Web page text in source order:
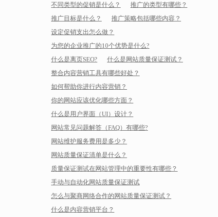
不同类型的促销是什么？
推广的类型有哪些？
推广目标是什么？
推广策略包括哪些内容？
设定促销支出怎么做？
为您的企业推广的10个优势是什么?
什么是离页SEO?
什么是网站质量保证测试？
整合内容营销工具有哪些好处？
如何帮助你进行内容营销？
你的网站应该优化哪些方面？
什么是用户界面（UI）设计？
网站常见问题解答（FAQ）有哪些?
网站维护服务费用是多少？
网站质量保证清单是什么？
质量保证测试在网站管理中的重要性有哪些？
手动与自动化网站质量保证测试
怎么与聚商网络合作的网站质量保证测试？
什么是内容营销平台？